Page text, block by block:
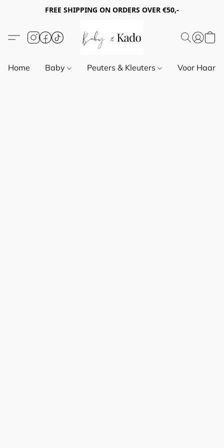
FREE SHIPPING ON ORDERS OVER €50,-
Home Baby Peuters & Kleuters Voor Haar